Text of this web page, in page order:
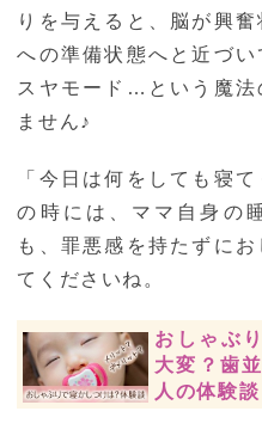
りを与えると、脳が興
への準備状態へと近づ
スヤモード…という魔法
ません♪
「今日は何をしても寝
の時には、ママ自身の
も、罪悪感を持たずに
てくださいね。
おしゃぶ
大変？歯
人の体験談